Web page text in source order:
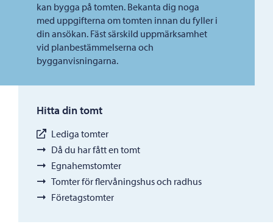
kan bygga på tomten. Bekanta dig noga
med uppgifterna om tomten innan du fyller i
din ansökan. Fäst särskild uppmärksamhet
vid planbestämmelserna och
bygganvisningarna.
Hitta din tomt
Lediga tomter
Då du har fått en tomt
Egnahemstomter
Tomter för flervåningshus och radhus
Företagstomter